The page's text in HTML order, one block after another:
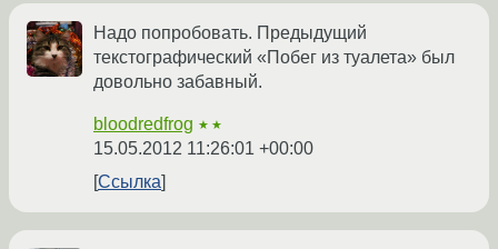
Надо попробовать. Предыдущий
текстографический «Побег из туалета» был
довольно забавный.
bloodredfrog ★★
15.05.2012 11:26:01 +00:00
Ссылка